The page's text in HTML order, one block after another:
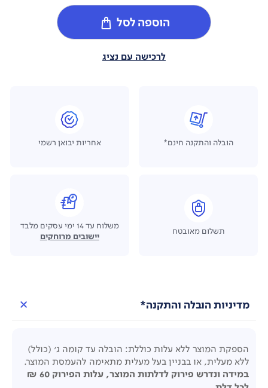
הוספה לסל
לרכישה עם נציג
הובלה והתקנה חינם* אחריות יבואן רשמי
תשלום מאובטח
משלוח עד 14 ימי עסקים מלבד
יישובים מרוחקים
מדיניות הובלה והתקנה*
הספקת המוצר ללא עלות כוללת: הובלה עד קומה ג' (כולל)
ללא מעלית, או בבניין בעל מעלית מתאימה להעמסת המוצר.
במידה ונדרש פירוק לדלתות המוצר, עלות הפירוק 60 ₪